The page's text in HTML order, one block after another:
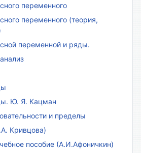
переменного
переменного (теория,
переменной и ряды.
Ю. Я. Кацман
и пределы
Кривцова)
пособие (А.И.Афоничкин)